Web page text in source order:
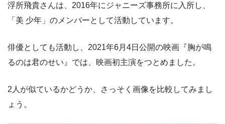
浮所飛貴さんは、2016年にジャニーズ事務所に入所し、
「美 少年」のメンバーとして活動しています。
俳優としても活動し、2021年6月4日公開の映画『胸が鳴
るのは君のせい』では、映画初主演をつとめました。
2人が似ているかどうか、さっそく画像を比較してみまし
ょう。